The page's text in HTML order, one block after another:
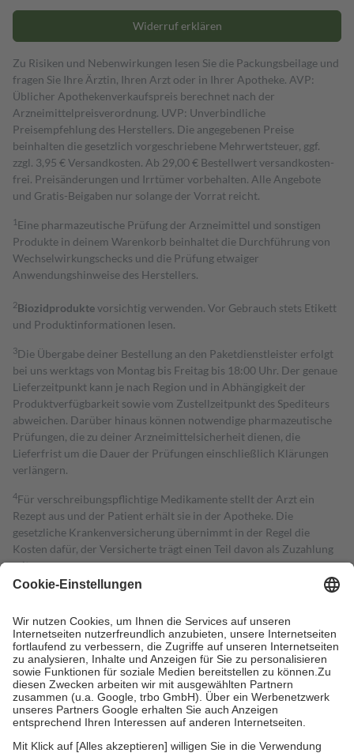
Widerruf erklären
Zu Risiken und Nebenwirkungen lesen Sie die Packungsbeilage und
fragen Sie Ihre Ärztin, Ihren Arzt oder in Ihrer Apotheke. AVP:
Üblicher Apothekenverkaufspreis berechnet nach der
Arzneimittelpreisverordnung. UVP: Unverbindliche
Preisempfehlung des Herstellers. Die angegebenen Preise
beinhalten die gesetzlich vorgeschriebene Mehrwertsteuer, ggf.
zzgl. 3,95 € Versandkosten. Ab 29,00 € Bestell­wert versand­kosten­
frei. Preisänderungen und Irrtümer vorbehalten. Alle Angebote
und Gratis-Beigaben nur solange der Vorrat reicht.
1 Eine pharmazeutische Prüfung der Arzneimittel und sonstigen
Produkte in deinem Warenkorb beinhaltet die Durchführung von
Wechselwirkungschecks und die Prüfung etwaiger
Anwendungshinweise des Herstellers.
2Biozidproduktevorsichtig verwenden. Vor Gebrauch stets Etikett
und Produktinformationen lesen.
3Die Übergabe deiner Bestellung an den Paketdienstleister erfolgt
bei uns werktags von Montag bis Freitag bis 18:00 Uhr. Der genaue
Lieferzeitpunkt kann je nach Region und in Abhängigkeit der
Produktverfügbarkeit sowie vom Zustellzeitpunkt des Spediteurs
abweichen. Darüber hinaus können notwendige pharmazeutische
Prüfungen, die zu deiner Arzneimittelsicherheit dienen, die
Lieferfrist um die Dauer der Prüfungen einschließlich Klärungen
verlängern.
4Für verschreibungspflichtige Medikamente stellt der Arzt ein
Rezept aus und der Patient erhält sie in der Apotheke. Die
gesetzliche Krankenversicherung übernimmt in der Regel die
Kosten dafür, der Versicherte trägt einen Teil davon als Zuzahlung
mit.
Grundsätzlich leisten Mitglieder Zuzahlungen in Höhe von zehn
höchstens zehn Euro.
Es sind jedoch nie mehr als die tatsächlichen
Kosten der Leistung zu entrichten.
Diese Regeln gelten grundsätzlich auch für Online-Apotheken.
Bei Heilmitteln und häuslicher Krankenpflege beträgt die
Zuzahlung zehn Prozent der Kosten sowie zehn Euro je
Verordnung.
Um das Engagement der Versicherten für ihre eigene Gesundheit zu
stärken und die besondere Stellung der Familie zu unterstützen,
fallenkeine Zuzahlungenan bei: